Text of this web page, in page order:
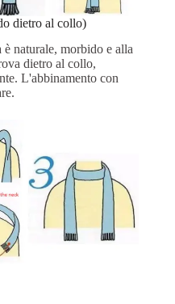
dietro al collo)
naturale, morbido e alla
dietro al collo,
L'abbinamento con